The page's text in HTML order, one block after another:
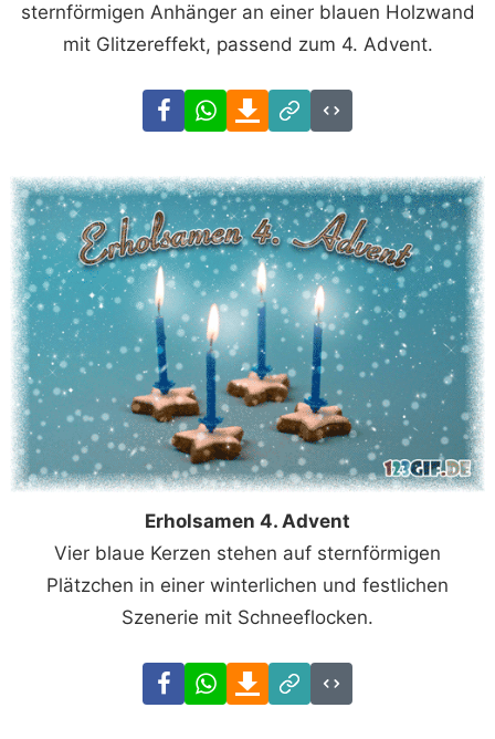
sternförmigen Anhänger an einer blauen Holzwand
mit Glitzereffekt, passend zum 4. Advent.
FacebookWhatsAppDownload
Link
Code
Erholsamen 4. Advent
Vier blaue Kerzen stehen auf sternförmigen
Plätzchen in einer winterlichen und festlichen
Szenerie mit Schneeflocken.
FacebookWhatsAppDownload
Link
Code